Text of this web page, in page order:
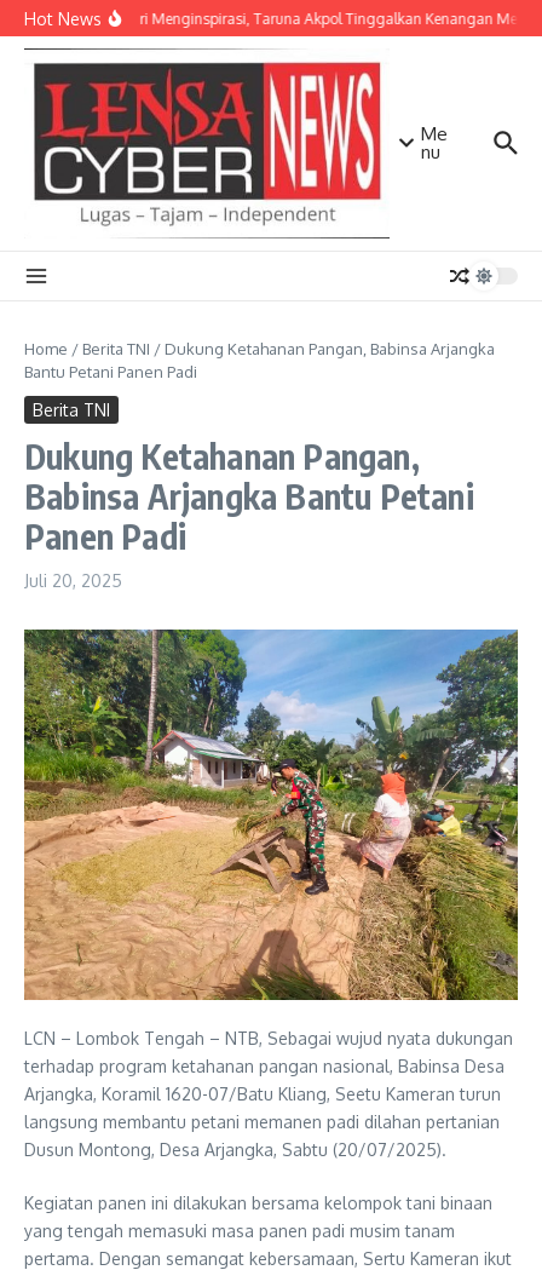
Lewati ke konten
Hot NewsLima Hari Menginspirasi, Taruna Akpol Tinggalkan Kenangan
Me
nu
Home / Berita TNI / Dukung Ketahanan Pangan, Babinsa Arjangka
Bantu Petani Panen Padi
Berita TNI
Dukung Ketahanan Pangan,
Babinsa Arjangka Bantu Petani
Panen Padi
Juli 20, 2025
LCN – Lombok Tengah – NTB, Sebagai wujud nyata dukungan
terhadap program ketahanan pangan nasional, Babinsa Desa
Arjangka, Koramil 1620-07/Batu Kliang, Seetu Kameran turun
langsung membantu petani memanen padi dilahan pertanian
Dusun Montong, Desa Arjangka, Sabtu (20/07/2025).
Kegiatan panen ini dilakukan bersama kelompok tani binaan
yang tengah memasuki masa panen padi musim tanam
pertama. Dengan semangat kebersamaan, Sertu Kameran ikut